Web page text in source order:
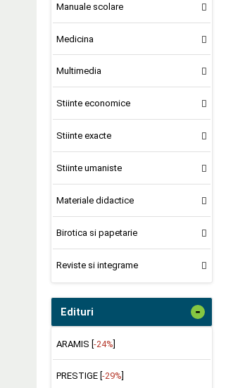
Manuale scolare
Medicina
Multimedia
Stiinte economice
Stiinte exacte
Stiinte umaniste
Materiale didactice
Birotica si papetarie
Reviste si integrame
Edituri -
ARAMIS [-24%]
PRESTIGE [ -29%